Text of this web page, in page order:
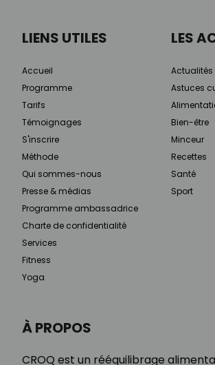
À PROPOS
CROQ est un rééquilibrage
LIENS UTILES
Accueil
Programme
Tarifs
Témoignages
S'inscrire
Méthode
Qui sommes-nous
Presse & médias
Programme ambassadrice
Charte de confidentialité
Services
Fitness
Yoga
LES
Actualités
Astuces
Bien-être
Minceur
Recettes
Santé
Sport